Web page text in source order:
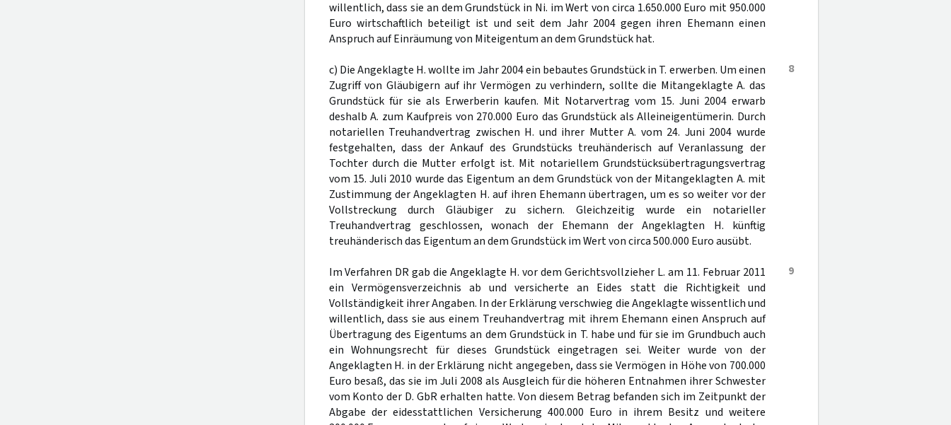
willentlich, dass sie an dem Grundstück in Ni. im Wert von circa 1.650.000 Euro mit 950.000
Euro wirtschaftlich beteiligt ist und seit dem Jahr 2004 gegen ihren Ehemann einen
Anspruch auf Einräumung von Miteigentum an dem Grundstück hat.
8
c) Die Angeklagte H. wollte im Jahr 2004 ein bebautes Grundstück in T. erwerben. Um einen
Zugriff von Gläubigern auf ihr Vermögen zu verhindern, sollte die Mitangeklagte A. das
Grundstück für sie als Erwerberin kaufen. Mit Notarvertrag vom 15. Juni 2004 erwarb
deshalb A. zum Kaufpreis von 270.000 Euro das Grundstück als Alleineigentümerin. Durch
notariellen Treuhandvertrag zwischen H. und ihrer Mutter A. vom 24. Juni 2004 wurde
festgehalten, dass der Ankauf des Grundstücks treuhänderisch auf Veranlassung der
Tochter durch die Mutter erfolgt ist. Mit notariellem Grundstücksübertragungsvertrag
vom 15. Juli 2010 wurde das Eigentum an dem Grundstück von der Mitangeklagten A. mit
Zustimmung der Angeklagten H. auf ihren Ehemann übertragen, um es so weiter vor der
Vollstreckung durch Gläubiger zu sichern. Gleichzeitig wurde ein notarieller
Treuhandvertrag geschlossen, wonach der Ehemann der Angeklagten H. künftig
treuhänderisch das Eigentum an dem Grundstück im Wert von circa 500.000 Euro ausübt.
9
Im Verfahren DR gab die Angeklagte H. vor dem Gerichtsvollzieher L. am 11. Februar 2011
ein Vermögensverzeichnis ab und versicherte an Eides statt die Richtigkeit und
Vollständigkeit ihrer Angaben. In der Erklärung verschwieg die Angeklagte wissentlich und
willentlich, dass sie aus einem Treuhandvertrag mit ihrem Ehemann einen Anspruch auf
Übertragung des Eigentums an dem Grundstück in T. habe und für sie im Grundbuch auch
ein Wohnungsrecht für dieses Grundstück eingetragen sei. Weiter wurde von der
Angeklagten H. in der Erklärung nicht angegeben, dass sie Vermögen in Höhe von 700.000
Euro besaß, das sie im Juli 2008 als Ausgleich für die höheren Entnahmen ihrer Schwester
vom Konto der D. GbR erhalten hatte. Von diesem Betrag befanden sich im Zeitpunkt der
Abgabe der eidesstattlichen Versicherung 400.000 Euro in ihrem Besitz und weitere